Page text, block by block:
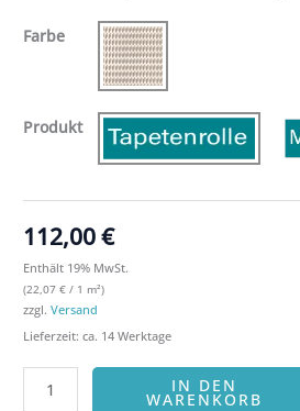
Farbe
Produkt
112,00€
Enthält 19% MwSt.
(22,07€ / 1 m²)
zzgl.Versand
Lieferzeit: ca. 14 Werktage
IN DEN
WARENKORB